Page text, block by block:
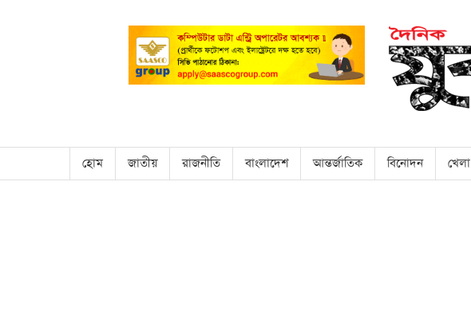
হোম জাতীয় রাজনীতি বাংলাদেশ আন্তর্জাতিক বিনোদন খেলা